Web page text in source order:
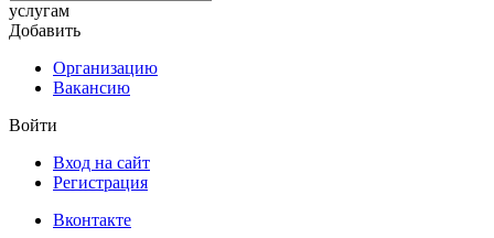
услугам
Добавить
Организацию
Вакансию
Войти
Вход на сайт
Регистрация
Вконтакте